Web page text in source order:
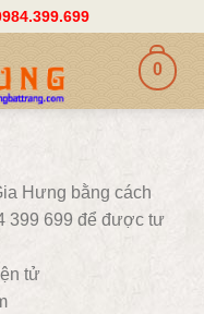
0
Hưng bằng cách
399 699 để được tư
tử